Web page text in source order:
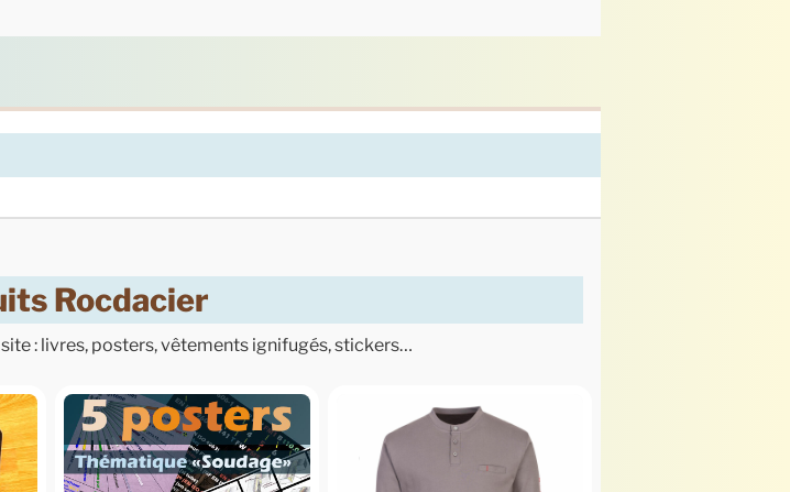
Rocdacier
: livres, posters, vêtements ignifugés, stickers…